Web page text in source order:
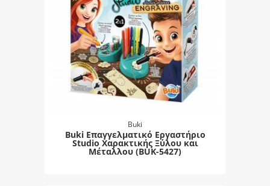
Buki
Buki Επαγγελματικό Εργαστήριο
Studio Χαρακτικής Ξύλου και
Μέταλλου (BUK-5427)